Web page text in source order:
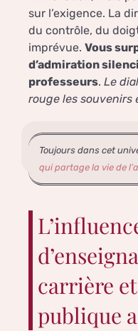
sur l’exigence. La
du contrôle, du
imprévue. Vous
d’admiration
professeurs. Le
rouge les souvenirs
Toujours dans cet
qui partage la vie de
carrière
publique